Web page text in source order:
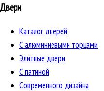
Двери
Каталог дверей
C алюминиевыми торцами
Элитные двери
C патиной
Cовременного дизайна